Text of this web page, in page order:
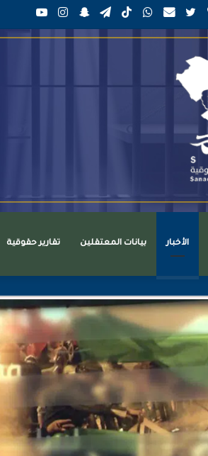
انستقرام سناب
تشات
تيلقرامTikTokواتساب mail تويتر
عربي
phone
الأخبار بيانات المعتقلين تقارير حقوقية